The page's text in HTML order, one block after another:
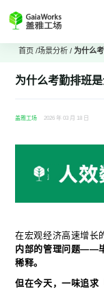
首页 /场景分析 / 为什么
为什么考勤排班
盖雅工场 2026 年 03 月 18 日
在宏观经济高速增长
内部的管理问题——
稀释。
但在今天，一味追求